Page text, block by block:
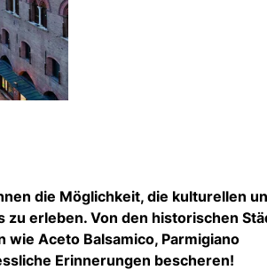
die Möglichkeit, die kulturellen
erleben. Von den historischen
wie Aceto Balsamico, Parmigiano
Erinnerungen bescheren!